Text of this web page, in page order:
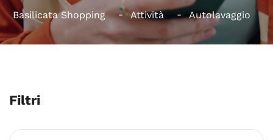
Basilicata Shopping Attività Autolavaggio
Filtri